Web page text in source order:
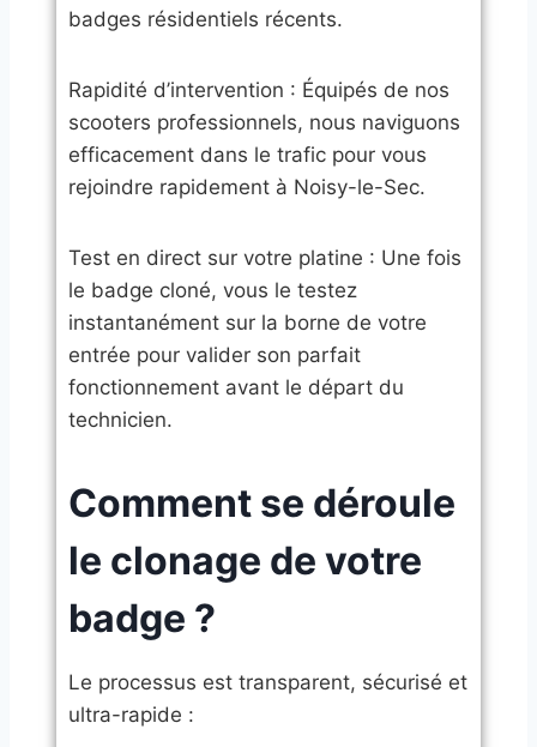
badges résidentiels récents.
​Rapidité d’intervention : Équipés de nos
scooters professionnels, nous naviguons
efficacement dans le trafic pour vous
rejoindre rapidement à Noisy-le-Sec.
​Test en direct sur votre platine : Une fois
le badge cloné, vous le testez
instantanément sur la borne de votre
entrée pour valider son parfait
fonctionnement avant le départ du
technicien.
​Comment se déroule
le clonage de votre
badge ?
​Le processus est transparent, sécurisé et
ultra-rapide :